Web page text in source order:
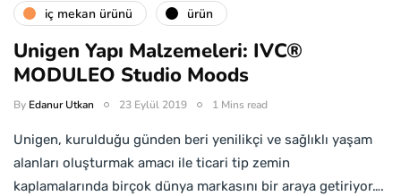
i̇ç mekan ürünü ürün
Unigen Yapı Malzemeleri: IVC®
MODULEO Studio Moods
By Edanur Utkan 23 Eylül 2019 1 Mins read
Unigen, kurulduğu günden beri yenilikçi ve sağlıklı yaşam
alanları oluşturmak amacı ile ticari tip zemin
kaplamalarında birçok dünya markasını bir araya getiriyor….